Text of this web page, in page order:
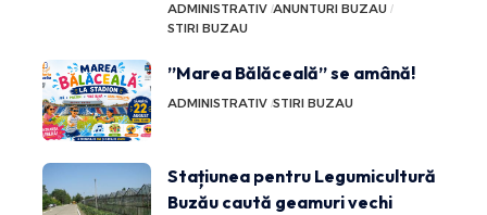
ADMINISTRATIV ANUNTURI BUZAU
STIRI BUZAU
”Marea Bălăceală” se amână!
ADMINISTRATIV STIRI BUZAU
Stațiunea pentru Legumicultură
Buzău caută geamuri vechi